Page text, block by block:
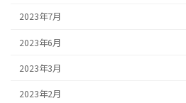
2023年7月
2023年6月
2023年3月
2023年2月